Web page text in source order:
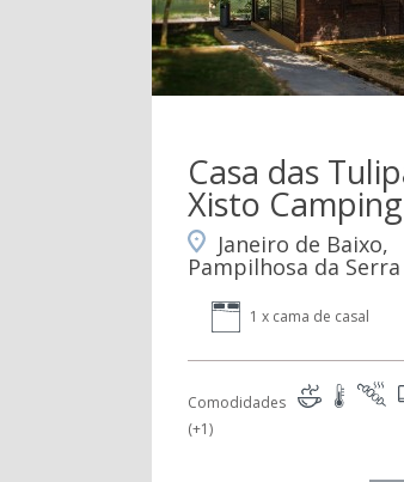
Casa das
Xisto Camping
Janeiro de Baixo,
Pampilhosa da Serra
1 x cama de casal
Comodidades
(+1)